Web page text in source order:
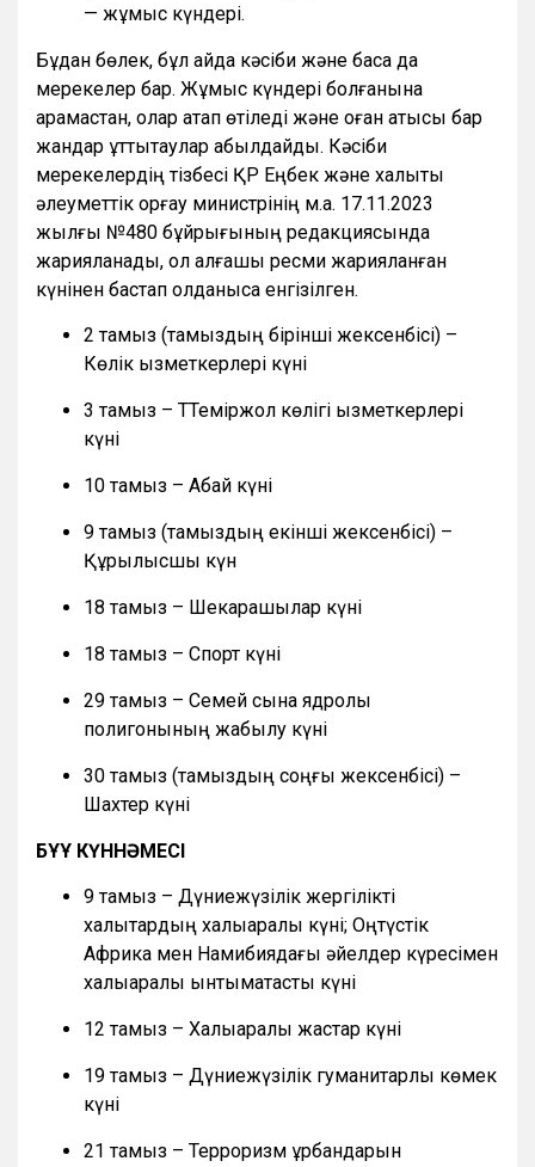
— жұмыс күндері.
Бұдан бөлек, бұл айда кәсіби және басқа да
мерекелер бар. Жұмыс күндері болғанына
қарамастан, олар атап өтіледі және оған қатысы бар
жандар құттықтаулар қабылдайды. Кәсіби
мерекелердің тізбесі ҚР Еңбек және халықты
әлеуметтік қорғау министрінің м.а. 17.11.2023
жылғы №480 бұйрығының редакциясында
жарияланады, ол алғашқы ресми жарияланған
күнінен бастап қолданысқа енгізілген.
2 тамыз (тамыздың бірінші жексенбісі) –
Көлік қызметкерлері күні
3 тамыз – ТТеміржол көлігі қызметкерлері
күні
10 тамыз – Абай күні
9 тамыз (тамыздың екінші жексенбісі) –
Құрылысшы күн
18 тамыз – Шекарашылар күні
18 тамыз – Спорт күні
29 тамыз – Семей сынақ ядролық
полигонының жабылу күні
30 тамыз (тамыздың соңғы жексенбісі) –
Шахтер күні
БҰҰ КҮННӘМЕСІ
9 тамыз – Дүниежүзілік жергілікті
халықтардың халықаралық күні; Оңтүстік
Африка мен Намибиядағы әйелдер күресімен
халықаралық ынтымақтастық күні
12 тамыз – Халықаралық жастар күні
19 тамыз – Дүниежүзілік гуманитарлық көмек
күні
21 тамыз – Терроризм құрбандарын